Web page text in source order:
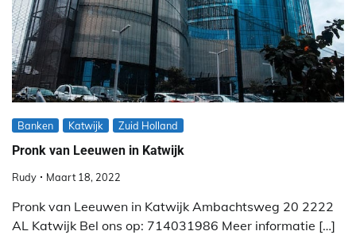
Banken Katwijk Zuid Holland
Pronk van Leeuwen in Katwijk
Rudy Maart 18, 2022
Pronk van Leeuwen in Katwijk Ambachtsweg 20 2222
AL Katwijk Bel ons op: 714031986 Meer informatie […]